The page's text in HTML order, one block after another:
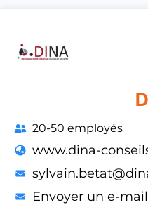
20-50 employés
www.dina-
Envoyer un e-mail